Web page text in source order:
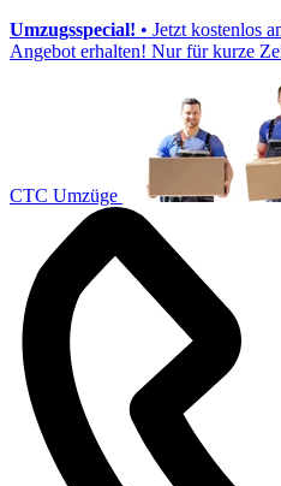
Umzugsspecial! • Jetzt kostenlos
Angebot erhalten! Nur für kurze
CTC Umzüge